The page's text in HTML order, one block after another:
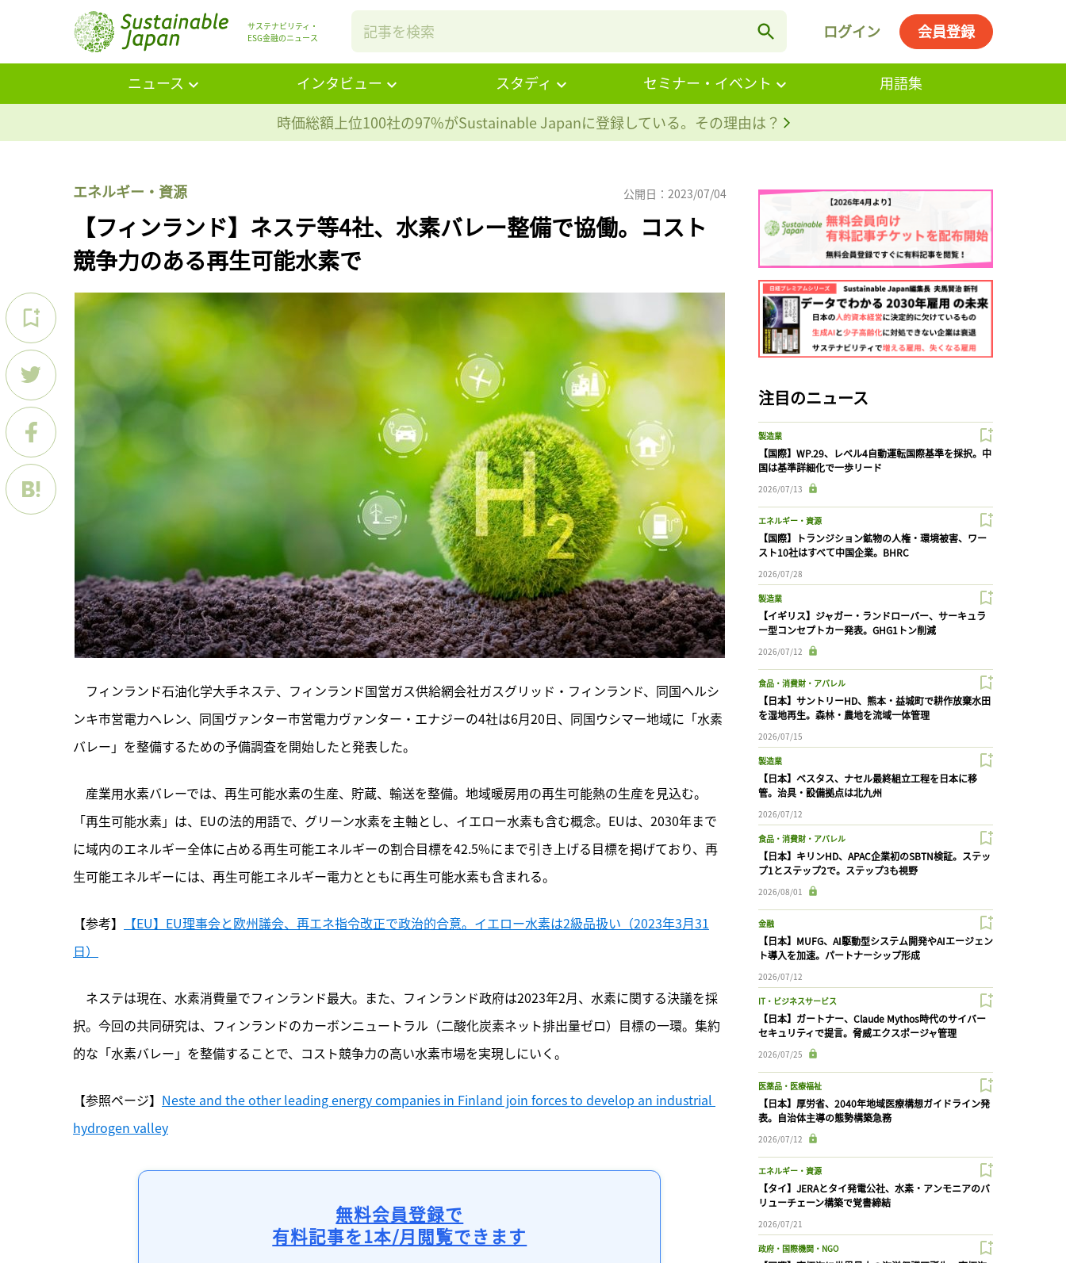
サステナビリティ・
ESG金融のニュース
ログイン 会員登録
ニュース インタビュー スタディ セミナー・イベント
用語集
時価総額上位100社の97%がSustainable Japanに登録している。その理由は？
エネルギー・資源 公開日：2023/07/04
【フィンランド】ネステ等4社、水素バレー整備で協働。コスト
競争力のある再生可能水素で
フィンランド石油化学大手ネステ、フィンランド国営ガス供給網会社ガスグリッド・フィンランド、同国ヘルシ
ンキ市営電力ヘレン、同国ヴァンター市営電力ヴァンター・エナジーの4社は6月20日、同国ウシマー地域に「水素
バレー」を整備するための予備調査を開始したと発表した。
産業用水素バレーでは、 再生可能水素の生産、貯蔵、輸送を整備。地域暖房用の再生可能熱の生産を見込む。
「再生可能水素」は、EUの法的用語で、グリーン水素を主軸とし、イエロー水素も含む概念。EUは、2030年まで
に域内のエネルギー全体に占める再生可能エネルギーの割合目標を42.5%にまで引き上げる目標を掲げており、再
生可能エネルギーには、再生可能エネルギー電力とともに再生可能水素も含まれる。
【参考】
【EU】EU理事会と欧州議会、再エネ指令改正で政治的合意。イエロー水素は2級品扱い（2023年3月31
日）
ネステは現在、水素消費量でフィンランド最大。また、フィンランド政府は2023年2月、水素に関する決議を採
択。今回の共同研究は、フィンランドのカーボンニュートラル（二酸化炭素ネット排出量ゼロ）目標の一環。集約
的な「水素バレー」を整備することで、コスト競争力の高い水素市場を実現しにいく。
【参照ページ】 Neste and the other leading energy companies in Finland join forces to develop an industrial
hydrogen valley
無料会員登録で
有料記事を1本/月閲覧できます
注目のニュース
製造業
【国際】WP.29、レベル4自動運転国際基準を採択。中
国は基準詳細化で一歩リード
2026/07/13
エネルギー・資源
【国際】トランジション鉱物の人権・環境被害、ワー
スト10社はすべて中国企業。BHRC
2026/07/28
製造業
【イギリス】ジャガー・ランドローバー、サーキュラ
ー型コンセプトカー発表。GHG1トン削減
2026/07/12
食品・消費財・アパレル
【日本】サントリーHD、熊本・益城町で耕作放棄水田
を湿地再生。森林・農地を流域一体管理
2026/07/15
製造業
【日本】ベスタス、ナセル最終組立工程を日本に移
管。治具・設備拠点は北九州
2026/07/12
食品・消費財・アパレル
【日本】キリンHD、APAC企業初のSBTN検証。ステッ
プ1とステップ2で。ステップ3も視野
2026/08/01
金融
【日本】MUFG、AI駆動型システム開発やAIエージェン
ト導入を加速。パートナーシップ形成
2026/07/12
IT・ビジネスサービス
【日本】ガートナー、Claude Mythos時代のサイバー
セキュリティで提言。脅威エクスポージャ管理
2026/07/25
医薬品・医療福祉
【日本】厚労省、2040年地域医療構想ガイドライン発
表。自治体主導の態勢構築急務
2026/07/12
エネルギー・資源
【タイ】JERAとタイ発電公社、水素・アンモニアのバ
リューチェーン構築で覚書締結
2026/07/21
政府・国際機関・NGO